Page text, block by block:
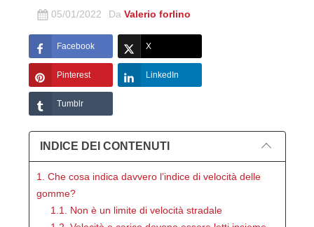
05/01/2022 Da Valerio forlino
Facebook X
Pinterest LinkedIn
Tumblr
INDICE DEI CONTENUTI
1. Che cosa indica davvero l’indice di velocità delle
gomme?
1.1. Non è un limite di velocità stradale